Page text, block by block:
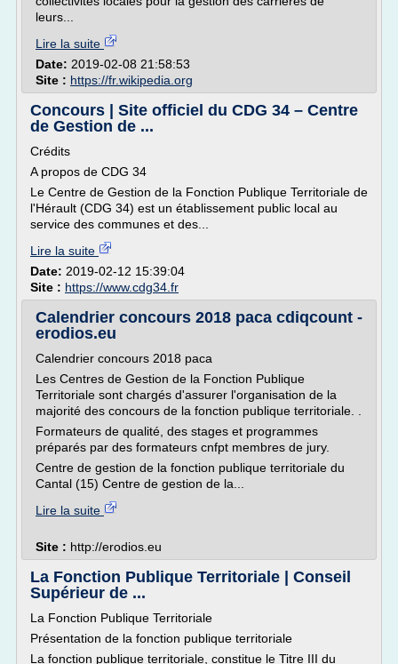
leurs...
Lire la suite
Date: 2019-02-08 21:58:53
Site : https://fr.wikipedia.org
Concours | Site officiel du CDG 34 – Centre
de Gestion de ...
Crédits
A propos de CDG 34
Le Centre de Gestion de la Fonction Publique Territoriale de
l'Hérault (CDG 34) est un établissement public local au
service des communes et des...
Lire la suite
Date: 2019-02-12 15:39:04
Site : https://www.cdg34.fr
Calendrier concours 2018 paca cdiqcount -
erodios.eu
Calendrier concours 2018 paca
Les Centres de Gestion de la Fonction Publique
Territoriale sont chargés d'assurer l'organisation de la
majorité des concours de la fonction publique territoriale. .
Formateurs de qualité, des stages et programmes
préparés par des formateurs cnfpt membres de jury.
Centre de gestion de la fonction publique territoriale du
Cantal (15) Centre de gestion de la...
Lire la suite
Site : http://erodios.eu
La Fonction Publique Territoriale | Conseil
Supérieur de ...
La Fonction Publique Territoriale
Présentation de la fonction publique territoriale
La fonction publique territoriale, constitue le Titre III du